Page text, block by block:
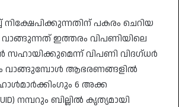
നിക്ഷേപിക്കുന്നതിന് പകരം ചെറിയ
ഇത്തരം വിപണിയിലെ
വിപണി വിദഗ്ധർ
വാങ്ങുമ്പോൾ ആഭരണങ്ങളിൽ
6 അക്ക
നമ്പറും ബില്ലിൽ കൃത്യമായി